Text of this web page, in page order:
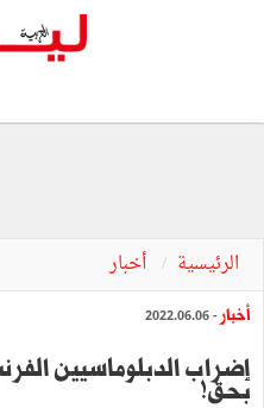
الرئيسية أخبار
أخبار - 2022.06.06
إضراب الدبلوماسيين
بحق!